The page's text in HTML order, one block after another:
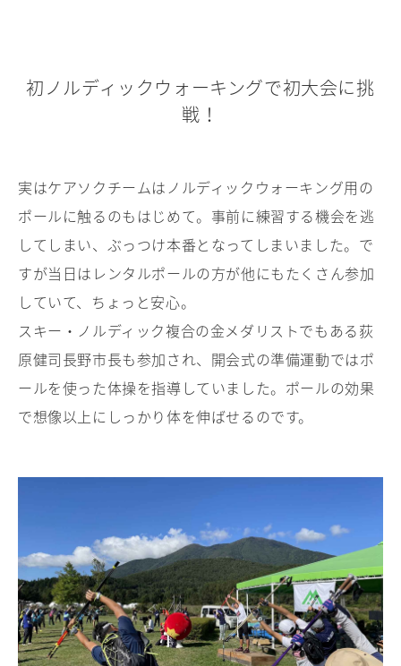
初ノルディックウォーキングで初大会に挑
戦！
実はケアソクチームはノルディックウォーキング用の
ポールに触るのもはじめて。事前に練習する機会を逃
してしまい、ぶっつけ本番となってしまいました。で
すが当日はレンタルポールの方が他にもたくさん参加
していて、ちょっと安心。
スキー・ノルディック複合の金メダリストでもある荻
原健司長野市長も参加され、開会式の準備運動ではポ
ールを使った体操を指導していました。ポールの効果
で想像以上にしっかり体を伸ばせるのです。